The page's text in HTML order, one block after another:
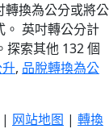
轉換為公分或將公
。 英吋轉公分計
探索其他 132 個
, 品脫轉換為公
| 网站地图 | 轉換